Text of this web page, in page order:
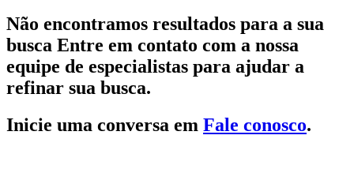
Não encontramos resultados para a sua
busca Entre em contato com a nossa
equipe de especialistas para ajudar a
refinar sua busca.
Inicie uma conversa em Fale conosco.